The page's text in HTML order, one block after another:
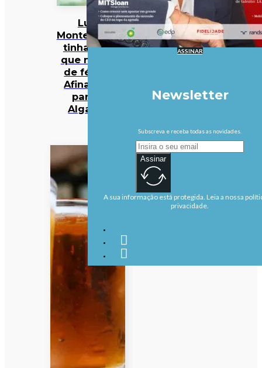
Luís
Montenegro
tinha dito
que não ia
de férias.
Afinal, foi
para o
Algarve
ASSINAR
Newsletter
Subscreva e receba todas as novidades.
Assinar
A sua informação está protegida. Leia a nossa
privacidade.